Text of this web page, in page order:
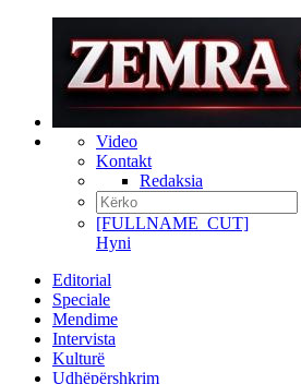
Video
Kontakt
Redaksia
[FULLNAME_CUT]
Hyni
Editorial
Speciale
Mendime
Intervista
Kulturë
Udhëpërshkrim